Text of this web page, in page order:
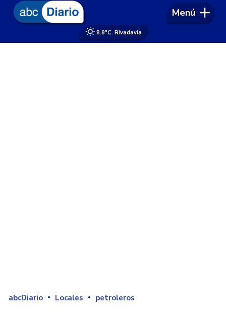
8.8°C. Rivadavia
Menú
abcDiario Locales petroleros